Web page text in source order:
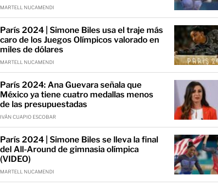
MARTELL NUCAMENDI
París 2024 | Simone Biles usa el traje más
caro de los Juegos Olímpicos valorado en
miles de dólares
MARTELL NUCAMENDI
París 2024: Ana Guevara señala que
México ya tiene cuatro medallas menos
de las presupuestadas
IVÁN CUAPIO ESCOBAR
París 2024 | Simone Biles se lleva la final
del All-Around de gimnasia olímpica
(VIDEO)
MARTELL NUCAMENDI